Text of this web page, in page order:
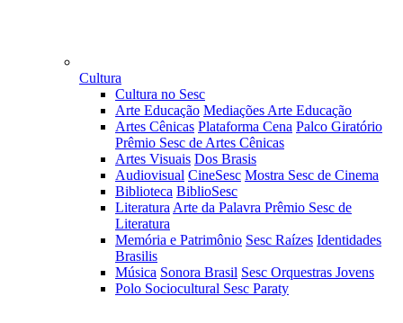
Cultura
Cultura no Sesc
Arte Educação Mediações Arte Educação
Artes Cênicas Plataforma Cena Palco Giratório
Prêmio Sesc de Artes Cênicas
Artes Visuais Dos Brasis
Audiovisual CineSesc Mostra Sesc de Cinema
Biblioteca BiblioSesc
Literatura Arte da Palavra Prêmio Sesc de
Literatura
Memória e Patrimônio Sesc Raízes Identidades
Brasilis
Música Sonora Brasil Sesc Orquestras Jovens
Polo Sociocultural Sesc Paraty